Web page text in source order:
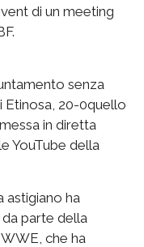
di un meeting
senza
Etinosa, 20-0quello
in diretta
YouTube della
astigiano ha
parte della
che ha